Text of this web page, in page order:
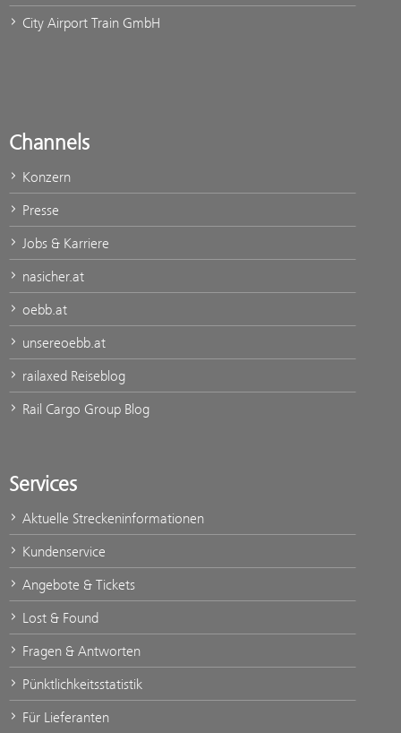
City Airport Train GmbH
Channels
Konzern
Presse
Jobs & Karriere
nasicher.at
oebb.at
unsereoebb.at
railaxed Reiseblog
Rail Cargo Group Blog
Services
Aktuelle Streckeninformationen
Kundenservice
Angebote & Tickets
Lost & Found
Fragen & Antworten
Pünktlichkeitsstatistik
Für Lieferanten